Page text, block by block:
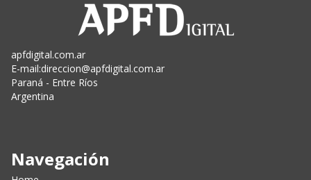
apfdigital.com.ar
E-mail:direccion@apfdigital.com.ar
Paraná - Entre Ríos
Argentina
Navegación